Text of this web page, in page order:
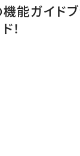
能ガイド
！